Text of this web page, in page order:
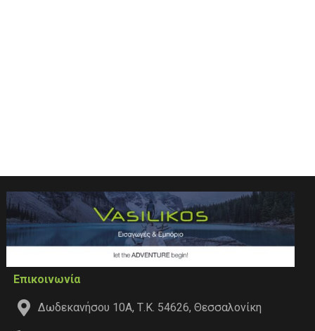
Επικοινωνία
Δωδεκανήσου 10Α, Τ.Κ. 54626, Θεσσαλονίκη